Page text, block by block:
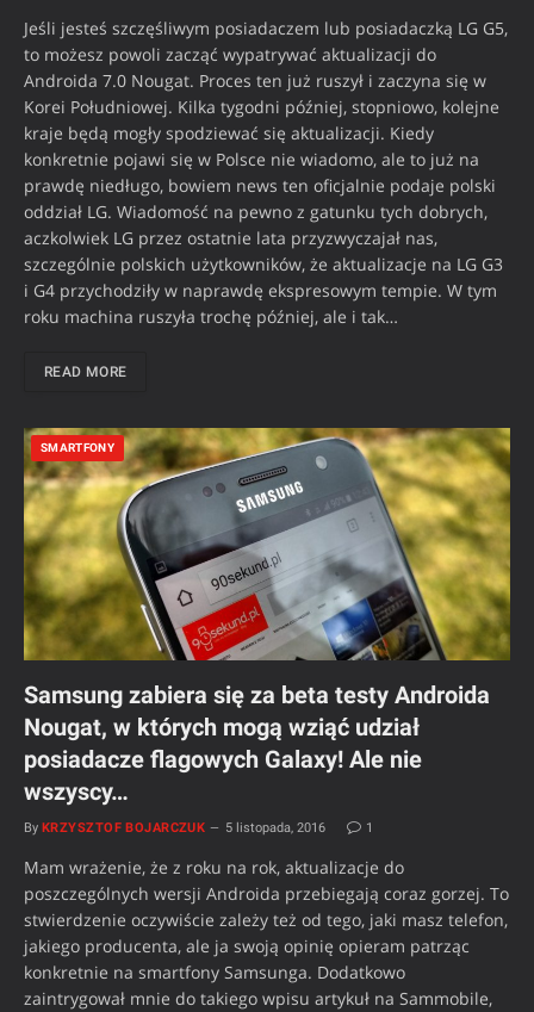
Jeśli jesteś szczęśliwym posiadaczem lub posiadaczką LG G5,
to możesz powoli zacząć wypatrywać aktualizacji do
Androida 7.0 Nougat. Proces ten już ruszył i zaczyna się w
Korei Południowej. Kilka tygodni później, stopniowo, kolejne
kraje będą mogły spodziewać się aktualizacji. Kiedy
konkretnie pojawi się w Polsce nie wiadomo, ale to już na
prawdę niedługo, bowiem news ten oficjalnie podaje polski
oddział LG. Wiadomość na pewno z gatunku tych dobrych,
aczkolwiek LG przez ostatnie lata przyzwyczajał nas,
szczególnie polskich użytkowników, że aktualizacje na LG G3
i G4 przychodziły w naprawdę ekspresowym tempie. W tym
roku machina ruszyła trochę później, ale i tak…
READ MORE
SMARTFONY
Samsung zabiera się za beta testy Androida
Nougat, w których mogą wziąć udział
posiadacze flagowych Galaxy! Ale nie
wszyscy…
By KRZYSZTOF BOJARCZUK 5 listopada, 2016 1
Mam wrażenie, że z roku na rok, aktualizacje do
poszczególnych wersji Androida przebiegają coraz gorzej. To
stwierdzenie oczywiście zależy też od tego, jaki masz telefon,
jakiego producenta, ale ja swoją opinię opieram patrząc
konkretnie na smartfony Samsunga. Dodatkowo
zaintrygował mnie do takiego wpisu artykuł na Sammobile,